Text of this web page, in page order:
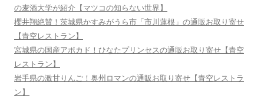
の麦酒大学が紹介【マツコの知らない世界】
櫻井翔絶賛！茨城県かすみがうら市「市川蓮根」の通販お取り寄せ
【青空レストラン】
宮城県の国産アボカド！ひなたプリンセスの通販お取り寄せ【青空
レストラン】
岩手県の激甘りんご！奥州ロマンの通販お取り寄せ【青空レストラ
ン】